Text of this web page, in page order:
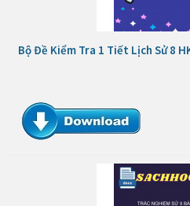
Bộ Đề Kiểm Tra 1 Tiết Lịch Sử 8